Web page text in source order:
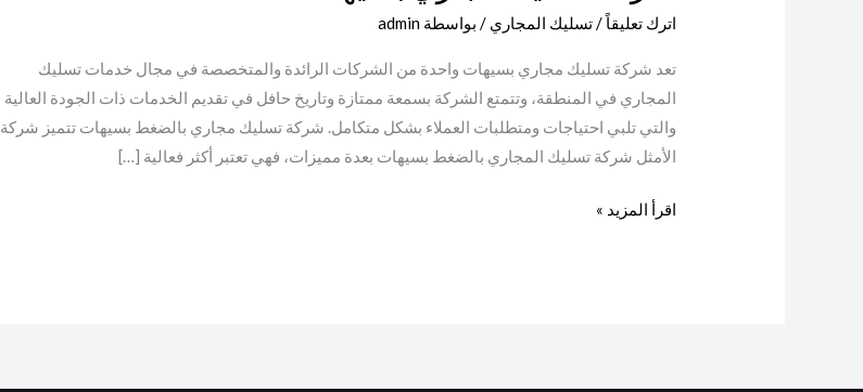
اترك تعليقاً/تسليك المجاري / بواسطة admin
تعد شركة تسليك مجاري بسيهات واحدة من الشركات الرائدة والمتخصصة في مجال خدمات تسليك
المجاري في المنطقة، وتتمتع الشركة بسمعة ممتازة وتاريخ حافل في تقديم الخدمات ذات الجودة العالية
والتي تلبي احتياجات ومتطلبات العملاء بشكل متكامل. شركة تسليك مجاري بالضغط بسيهات تتميز شركة
الأمثل شركة تسليك المجاري بالضغط بسيهات بعدة مميزات، فهي تعتبر أكثر فعالية […]
اقرأ المزيد »